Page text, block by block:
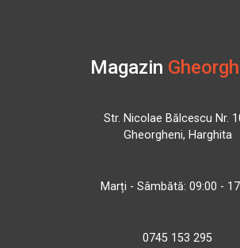
Magazin
Str. Nicolae Bălcescu Nr.
Gheorgheni, Harghita
Marți - Sâmbătă: 09:00 -
0745 153 295